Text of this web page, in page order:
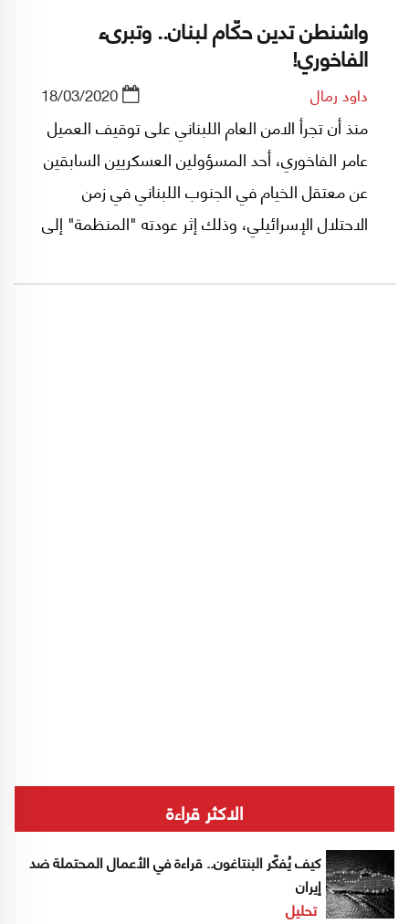
واشنطن تدين حكّام لبنان.. وتبرىء
الفاخوري!
داود رمال 18/03/2020
منذ أن تجرأ الامن العام اللبناني على توقيف العميل
عامر الفاخوري، أحد المسؤولين العسكريين السابقين
عن معتقل الخيام في الجنوب اللبناني في زمن
الاحتلال الإسرائيلي، وذلك إثر عودته "المنظمة" إلى
أمام القضاء العسكري، وصولاً الى تبرئته واخلاء
الاكثر قراءة
كيف يُفكّر البنتاغون.. قراءة في الأعمال المحتملة ضد
إيران
تحليل